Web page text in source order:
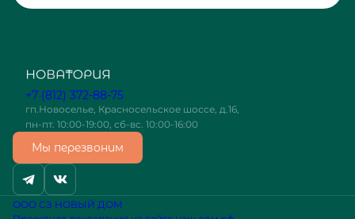
+7 (812) 372-88-75
гп.Новоселье, Красносельское шоссе, д.16,
пн-пт. 10:00-19:00, сб-вс. 10:00-16:00
Мы перезвоним
ООО СЗ НОВЫЙ ДОМ